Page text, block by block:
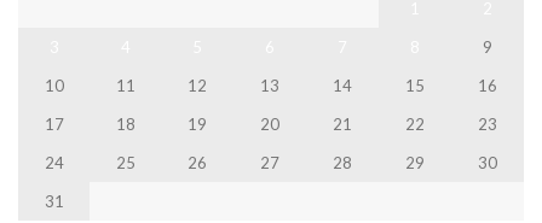
9
10
11 12 13 14 15
16
17
18 19 20 21 22
23
24
25 26 27 28 29
30
31